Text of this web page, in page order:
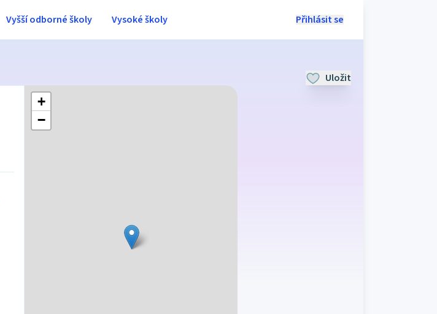
Přihlásit se
Vyšší odborné školy Vysoké školy
Uložit
+
−